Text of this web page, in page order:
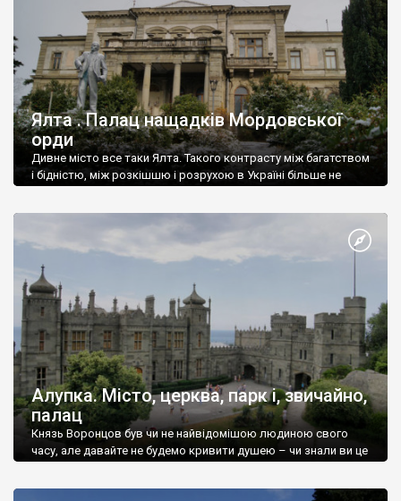
Ялта . Палац нащадків Мордовської
орди
Дивне місто все таки Ялта. Такого контрасту між багатством
і бідністю, між розкішшю і розрухою в Україні більше не
Алупка. Місто, церква, парк і, звичайно,
палац
Князь Воронцов був чи не найвідомішою людиною свого
часу, але давайте не будемо кривити душею – чи знали ви це